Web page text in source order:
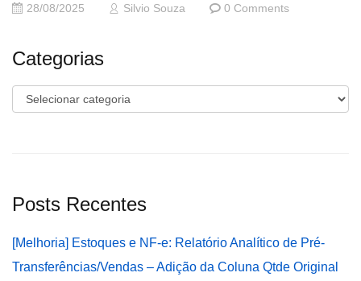
28/08/2025 Silvio Souza 0 Comments
Categorias
Categorias
Posts Recentes
[Melhoria] Estoques e NF-e: Relatório Analítico de Pré-
Transferências/Vendas – Adição da Coluna Qtde Original